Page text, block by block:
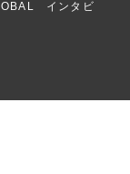
インタビ